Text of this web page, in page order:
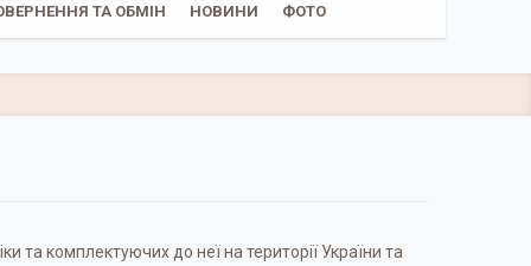
ТА ОБМІН НОВИНИ ФОТО
та комплектуючих до неї на території України та